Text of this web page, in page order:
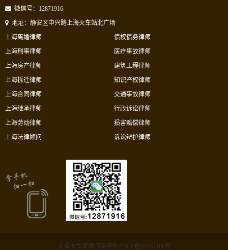
微信号：12871916
地址：静安区中兴路上海火车站北广场
上海离婚律师
上海刑事律师
上海房产律师
上海拆迁律师
债权债务律师
医疗事故律师
建筑工程律师
知识产权律师
上海合同律师
上海继承律师
上海劳动律师
上海法律顾问
交通事故律师
行政诉讼律师
损害赔偿律师
诉讼辩护律师
上海市华荣律师事务所沪ICP备05034106号